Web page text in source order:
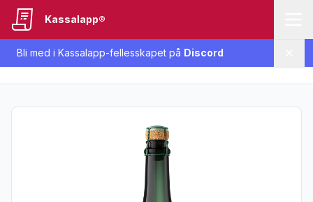
Bli med i Kassalapp-fellesskapet på Discord
Kassalapp®